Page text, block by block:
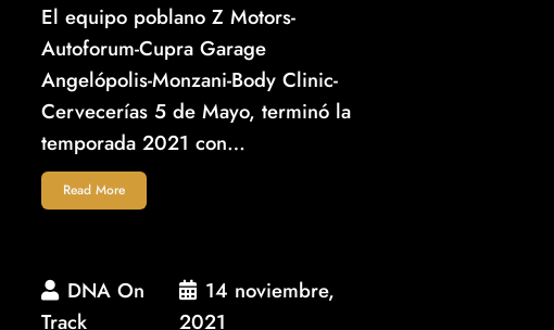
El equipo poblano Z Motors-
Autoforum-Cupra Garage
Angelópolis-Monzani-Body Clinic-
Cervecerías 5 de Mayo, terminó la
temporada 2021 con…
Read More
DNA On
Track
14 noviembre,
2021